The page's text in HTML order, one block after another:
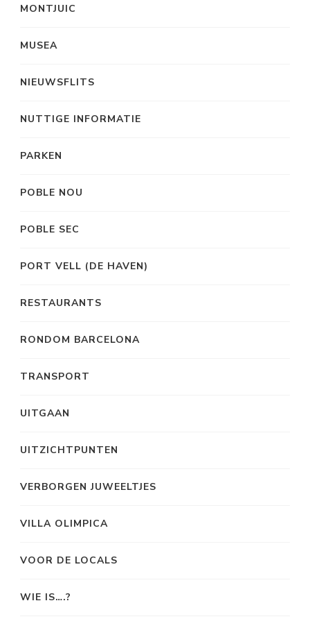
MONTJUIC
MUSEA
NIEUWSFLITS
NUTTIGE INFORMATIE
PARKEN
POBLE NOU
POBLE SEC
PORT VELL (DE HAVEN)
RESTAURANTS
RONDOM BARCELONA
TRANSPORT
UITGAAN
UITZICHTPUNTEN
VERBORGEN JUWEELTJES
VILLA OLIMPICA
VOOR DE LOCALS
WIE IS….?